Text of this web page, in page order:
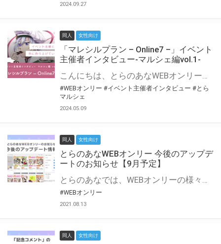
2024.09.27
同人 女性向け
「マレシルプラン – Online7 –」イベント
主催者インタビュー-マルシェ編vol.1-
こんにちは、とらのあなWEBオンリー運営スタッフです。 新たにお届けする、イベント主催者インタビュー-マルシェ編-は、 とらのあなWEBオンリー「マルシェ」をご利用した主催様に 「マルシェ」を使って開催した感想や心がけをお聞きする企画です。 今回は、WEBオンリー開催7回目迎えた「マレシルプラン – Online7 –」より、 主催の玉川うた様にお話を伺いました。 ▼マレシルプランのインタビュー前回記事 「イベント主催者インタビュー vol.6」はこちら 協力：玉川うた様（マレシルプラン実行委員会 代表）／イベント公式Twitter（@mallesil_plan） とらのあなWEBオンリー「マルシェ」とは？ WEBオンリーでリアルタイムでコミュニケーションがとれるオンライン会場です。
#WEBオンリー #イベント主催者インタビュー #とら
マルシェ
2024.05.09
同人 女性向け
とらのあなWEBオンリー 今後のアップデ
ートのお知らせ【9月予定】
とらのあなでは、WEBオンリーの様々な支援を実施しています。 今回は2021年9月に実装を予定しているアップデート情報についてご紹介いたします。 とらのあなWEBオンリーサイトはこちら
#WEBオンリー
2021.08.13
同人 女性向け